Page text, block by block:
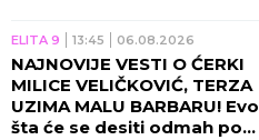
ELITA 9 13:45 06.08.2026
NAJNOVIJE VESTI O ĆERKI
MILICE VELIČKOVIĆ, TERZA
UZIMA MALU BARBARU! Evo
šta će se desiti odmah po